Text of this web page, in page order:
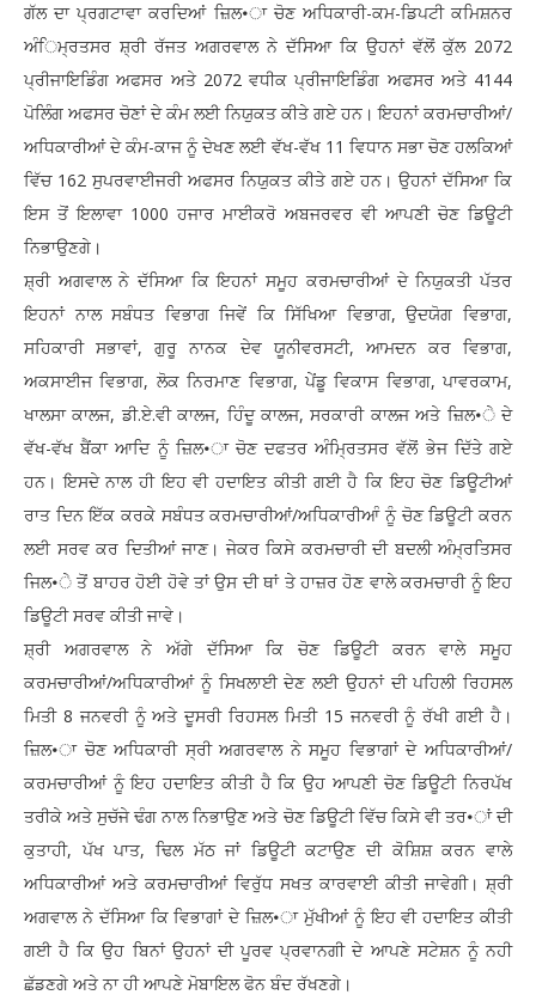
ਗੱਲ ਦਾ ਪ੍ਰਗਟਾਵਾ ਕਰਦਿਆਂ ਜ਼ਿਲ•ਾ ਚੋਣ ਅਧਿਕਾਰੀ-ਕਮ-ਡਿਪਟੀ ਕਮਿਸ਼ਨਰ
ਅੰਿਮ੍ਰਤਸਰ ਸ਼੍ਰੀ ਰੱਜਤ ਅਗਰਵਾਲ ਨੇ ਦੱਸਿਆ ਕਿ ਉਹਨਾਂ ਵੱਲੋਂ ਕੁੱਲ 2072
ਪ੍ਰੀਜਾਇਡਿੰਗ ਅਫਸਰ ਅਤੇ 2072 ਵਧੀਕ ਪ੍ਰੀਜਾਇਡਿੰਗ ਅਫਸਰ ਅਤੇ 4144
ਪੋਲਿੰਗ ਅਫਸਰ ਚੋਣਾਂ ਦੇ ਕੰਮ ਲਈ ਨਿਯੁਕਤ ਕੀਤੇ ਗਏ ਹਨ। ਇਹਨਾਂ ਕਰਮਚਾਰੀਆਂ/
ਅਧਿਕਾਰੀਆਂ ਦੇ ਕੰਮ-ਕਾਜ ਨੂੰ ਦੇਖਣ ਲਈ ਵੱਖ-ਵੱਖ 11 ਵਿਧਾਨ ਸਭਾ ਚੋਣ ਹਲਕਿਆਂ
ਵਿੱਚ 162 ਸੁਪਰਵਾਈਜਰੀ ਅਫਸਰ ਨਿਯੁਕਤ ਕੀਤੇ ਗਏ ਹਨ। ਉਹਨਾਂ ਦੱਸਿਆ ਕਿ
ਇਸ ਤੋਂ ਇਲਾਵਾ 1000 ਹਜਾਰ ਮਾਈਕਰੋ ਅਬਜਰਵਰ ਵੀ ਆਪਣੀ ਚੋਣ ਡਿਊਟੀ
ਨਿਭਾਉਣਗੇ।
ਸ਼੍ਰੀ ਅਗਵਾਲ ਨੇ ਦੱਸਿਆ ਕਿ ਇਹਨਾਂ ਸਮੂਹ ਕਰਮਚਾਰੀਆਂ ਦੇ ਨਿਯੁਕਤੀ ਪੱਤਰ
ਇਹਨਾਂ ਨਾਲ ਸਬੰਧਤ ਵਿਭਾਗ ਜਿਵੇਂ ਕਿ ਸਿੱਖਿਆ ਵਿਭਾਗ, ਉਦਯੋਗ ਵਿਭਾਗ,
ਸਹਿਕਾਰੀ ਸਭਾਵਾਂ, ਗੁਰੂ ਨਾਨਕ ਦੇਵ ਯੂਨੀਵਰਸਟੀ, ਆਮਦਨ ਕਰ ਵਿਭਾਗ,
ਅਕਸਾਈਜ ਵਿਭਾਗ, ਲੋਕ ਨਿਰਮਾਣ ਵਿਭਾਗ, ਪੇਂਡੂ ਵਿਕਾਸ ਵਿਭਾਗ, ਪਾਵਰਕਾਮ,
ਖਾਲਸਾ ਕਾਲਜ, ਡੀ.ਏ.ਵੀ ਕਾਲਜ, ਹਿੰਦੂ ਕਾਲਜ, ਸਰਕਾਰੀ ਕਾਲਜ ਅਤੇ ਜ਼ਿਲ•ੇ ਦੇ
ਵੱਖ-ਵੱਖ ਬੈਂਕਾ ਆਦਿ ਨੂੰ ਜ਼ਿਲ•ਾ ਚੋਣ ਦਫਤਰ ਅੰਮ੍ਰਿਤਸਰ ਵੱਲੋਂ ਭੇਜ ਦਿੱਤੇ ਗਏ
ਹਨ। ਇਸਦੇ ਨਾਲ ਹੀ ਇਹ ਵੀ ਹਦਾਇਤ ਕੀਤੀ ਗਈ ਹੈ ਕਿ ਇਹ ਚੋਣ ਡਿਊਟੀਆਂ
ਰਾਤ ਦਿਨ ਇੱਕ ਕਰਕੇ ਸਬੰਧਤ ਕਰਮਚਾਰੀਆਂ/ਅਧਿਕਾਰੀਆੰ ਨੂੰ ਚੋਣ ਡਿਊਟੀ ਕਰਨ
ਲਈ ਸਰਵ ਕਰ ਦਿਤੀਆਂ ਜਾਣ। ਜੇਕਰ ਕਿਸੇ ਕਰਮਚਾਰੀ ਦੀ ਬਦਲੀ ਅੰਮ੍ਰਤਿਸਰ
ਜਿਲ•ੇ ਤੋਂ ਬਾਹਰ ਹੋਈ ਹੋਵੇ ਤਾਂ ਉਸ ਦੀ ਥਾਂ ਤੇ ਹਾਜ਼ਰ ਹੋਣ ਵਾਲੇ ਕਰਮਚਾਰੀ ਨੂੰ ਇਹ
ਡਿਊਟੀ ਸਰਵ ਕੀਤੀ ਜਾਵੇ।
ਸ਼੍ਰੀ ਅਗਰਵਾਲ ਨੇ ਅੱਗੇ ਦੱਸਿਆ ਕਿ ਚੋਣ ਡਿਊਟੀ ਕਰਨ ਵਾਲੇ ਸਮੂਹ
ਕਰਮਚਾਰੀਆਂ/ਅਧਿਕਾਰੀਆਂ ਨੂੰ ਸਿਖਲਾਈ ਦੇਣ ਲਈ ਉਹਨਾਂ ਦੀ ਪਹਿਲੀ ਰਿਹਸਲ
ਮਿਤੀ 8 ਜਨਵਰੀ ਨੂੰ ਅਤੇ ਦੂਸਰੀ ਰਿਹਸਲ ਮਿਤੀ 15 ਜਨਵਰੀ ਨੂੰ ਰੱਖੀ ਗਈ ਹੈ।
ਜ਼ਿਲ•ਾ ਚੋਣ ਅਧਿਕਾਰੀ ਸ੍ਰੀ ਅਗਰਵਾਲ ਨੇ ਸਮੂਹ ਵਿਭਾਗਾਂ ਦੇ ਅਧਿਕਾਰੀਆਂ/
ਕਰਮਚਾਰੀਆਂ ਨੂੰ ਇਹ ਹਦਾਇਤ ਕੀਤੀ ਹੈ ਕਿ ਉਹ ਆਪਣੀ ਚੋਣ ਡਿਊਟੀ ਨਿਰਪੱਖ
ਤਰੀਕੇ ਅਤੇ ਸੁਚੱਜੇ ਢੰਗ ਨਾਲ ਨਿਭਾਉਣ ਅਤੇ ਚੋਣ ਡਿਊਟੀ ਵਿੱਚ ਕਿਸੇ ਵੀ ਤਰ•ਾਂ ਦੀ
ਕੁਤਾਹੀ, ਪੱਖ ਪਾਤ, ਢਿਲ ਮੱਠ ਜਾਂ ਡਿਊਟੀ ਕਟਾਉਣ ਦੀ ਕੋਸ਼ਿਸ਼ ਕਰਨ ਵਾਲੇ
ਅਧਿਕਾਰੀਆਂ ਅਤੇ ਕਰਮਚਾਰੀਆਂ ਵਿਰੁੱਧ ਸਖਤ ਕਾਰਵਾਈ ਕੀਤੀ ਜਾਵੇਗੀ। ਸ਼੍ਰੀ
ਅਗਵਾਲ ਨੇ ਦੱਸਿਆ ਕਿ ਵਿਭਾਗਾਂ ਦੇ ਜ਼ਿਲ•ਾ ਮੁੱਖੀਆਂ ਨੂੰ ਇਹ ਵੀ ਹਦਾਇਤ ਕੀਤੀ
ਗਈ ਹੈ ਕਿ ਉਹ ਬਿਨਾਂ ਉਹਨਾਂ ਦੀ ਪੂਰਵ ਪ੍ਰਵਾਨਗੀ ਦੇ ਆਪਣੇ ਸਟੇਸ਼ਨ ਨੂੰ ਨਹੀ
ਛੱਡਣਗੇ ਅਤੇ ਨਾ ਹੀ ਆਪਣੇ ਮੋਬਾਇਲ ਫੋਨ ਬੰਦ ਰੱਖਣਗੇ।